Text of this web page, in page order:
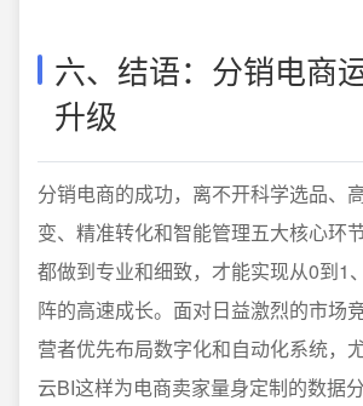
六、结语：分销电商
升级
分销电商的成功，离不开科学选品、
变、精准转化和智能管理五大核心环
都做到专业和细致，才能实现从0到1
阵的高速成长。面对日益激烈的市场
营者优先布局数字化和自动化系统，
云BI这样为电商卖家量身定制的数据